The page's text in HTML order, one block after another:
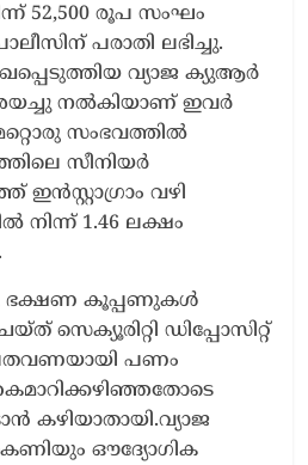
52,500 രൂപ സംഘം
പരാതി ലഭിച്ചു.
വ്യാജ ക്യുആർ
നൽകിയാണ് ഇവർ
സംഭവത്തിൽ
സീനിയർ
വഴി
നിന്ന് 1.46 ലക്ഷം
ഭക്ഷണ കൂപ്പണുകൾ
സെക്യൂരിറ്റി ഡിപ്പോസിറ്റ്
പണം
കഴിയാതായി.വ്യാജ
ഔദ്യോഗിക